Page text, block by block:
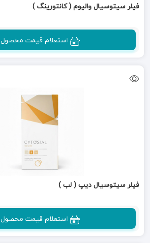
فیلر سیتوسیال والیوم ( کانتورینگ )
استعلام قیمت محصول
فیلر سیتوسیال دیپ ( لب )
استعلام قیمت محصول